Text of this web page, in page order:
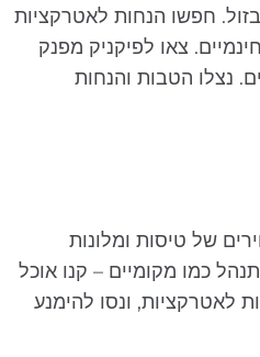
חפשו הנחות לאטרקציות
צאו לפיקניק מפנק
נצלו הטבות והנחות
של טיסות ומלונות
כמו מקומיים – קנו אוכל
לאטרקציות, ונסו להימנע